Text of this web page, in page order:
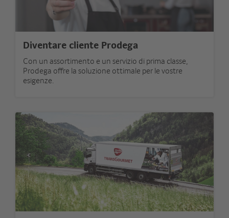
Diventare cliente Prodega
Con un assortimento e un servizio di prima classe,
Prodega offre la soluzione ottimale per le vostre
esigenze.